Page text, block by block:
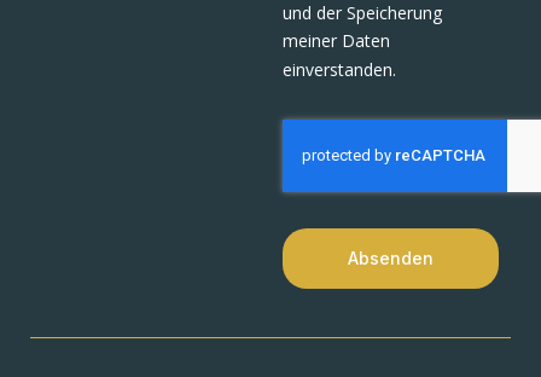
und der Speicherung
meiner Daten
einverstanden.
Absenden